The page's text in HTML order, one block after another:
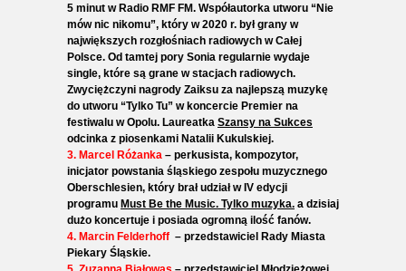
5 minut w Radio RMF FM. Współautorka utworu “Nie
mów nic nikomu”, który w 2020 r. był grany w
największych rozgłośniach radiowych w Całej
Polsce. Od tamtej pory Sonia regularnie wydaje
single, które są grane w stacjach radiowych.
Zwyciężczyni nagrody Zaiksu za najlepszą muzykę
do utworu “Tylko Tu” w koncercie Premier na
festiwalu w Opolu. Laureatka Szansy na Sukces
odcinka z piosenkami Natalii Kukulskiej.
3. Marcel Różanka – perkusista, kompozytor,
inicjator powstania śląskiego zespołu muzycznego
Oberschlesien, który brał udział w IV edycji
programu Must Be the Music. Tylko muzyka. a dzisiaj
dużo koncertuje i posiada ogromną ilość fanów.
4. Marcin Felderhoff – przedstawiciel Rady Miasta
Piekary Śląskie.